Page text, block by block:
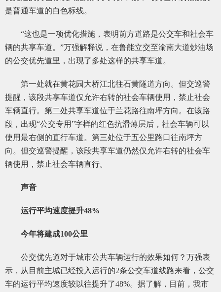
是普通车道的白色标线。
“这也是一项优化措施，表明前方道路是公交车和社会车
辆的共享车道。”万强解释说，在鲁能立交至渝南大道炒油场
的公交优先道里，出现了多处这样的共享车道。
第一处就在黄花园大桥江北往石黄隧道方向。但交巡警
提醒，该段共享车道仅允许右转的社会车辆使用，禁止社会
车辆直行。第二处共享车道位于兰花路往南坪方向。在该路
段，出现“公交专用”字样的红色抗滑薄层后，社会车辆可以
使用最右侧的直行车道。第三处位于五公里路口往南坪方
向。但交巡警提醒，该段共享车道仍然仅允许右转的社会车
辆使用，禁止社会车辆直行。
声音
运行平均速度提升48%
今年将建成100公里
公交优先道对于城市公共车辆运行的效果如何？万强表
示，从目前主城已经投入运行的2条公交车道线路来看，公交
车的运行平均速度较以往提升了48%。据了解，目前，我市